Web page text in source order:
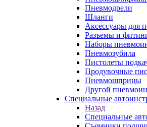
Пневмодрели
Шланги
Аксессуары для
Разъемы и
Наборы
Пневмозубила
Пистолеты
Продувочные
Пневмошприцы
Другой
Специальные
Назад
Специальные